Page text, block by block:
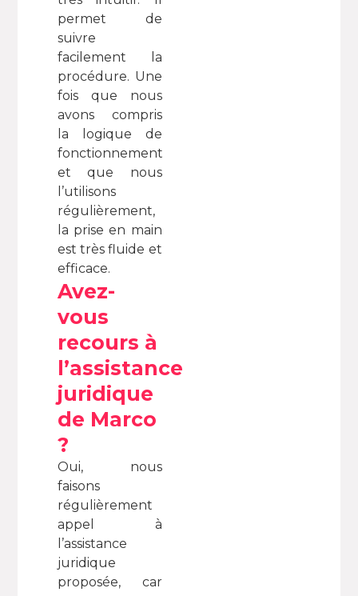
permet de
suivre
facilement la
procédure. Une
fois que nous
avons compris
la logique de
fonctionnement
et que nous
l’utilisons
régulièrement,
la prise en main
est très fluide et
efficace.
Avez-
vous
recours à
l’assistance
juridique
de Marco
?
Oui, nous
faisons
régulièrement
appel à
l’assistance
juridique
proposée, car